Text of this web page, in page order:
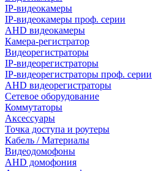
IP-видеокамеры
IP-видеокамеры проф. серии
AHD видеокамеры
Камера-регистратор
Видеорегистраторы
IP-видеорегистраторы
IP-видеорегистраторы проф. серии
AHD видеорегистраторы
Сетевое оборудование
Коммутаторы
Аксессуары
Точка доступа и роутеры
Кабель / Материалы
Видеодомофоны
AHD домофония